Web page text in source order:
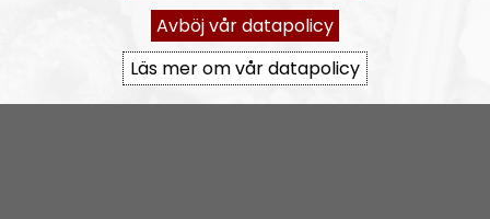
gatan om “människors lika värde”.
Giorgos avslutar samtalet med att säga: “Tydligen så
var det ingen som berättade om Jantelagen för den
Avböj vår datapolicy
Läs mer om vår datapolicy